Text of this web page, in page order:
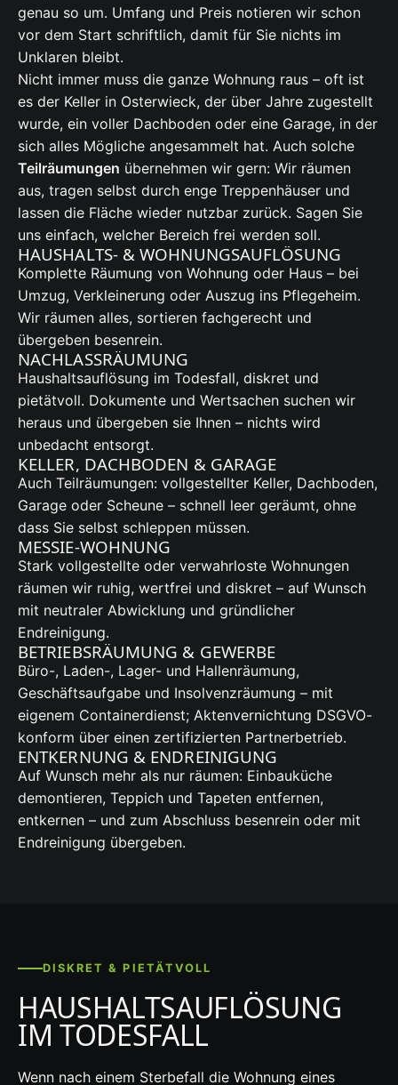
genau so um. Umfang und Preis notieren wir schon
vor dem Start schriftlich, damit für Sie nichts im
Unklaren bleibt.
Nicht immer muss die ganze Wohnung raus – oft ist
es der Keller in Osterwieck, der über Jahre zugestellt
wurde, ein voller Dachboden oder eine Garage, in der
sich alles Mögliche angesammelt hat. Auch solche
Teilräumungen übernehmen wir gern: Wir räumen
aus, tragen selbst durch enge Treppenhäuser und
lassen die Fläche wieder nutzbar zurück. Sagen Sie
uns einfach, welcher Bereich frei werden soll.
HAUSHALTS- & WOHNUNGSAUFLÖSUNG
Komplette Räumung von Wohnung oder Haus – bei
Umzug, Verkleinerung oder Auszug ins Pflegeheim.
Wir räumen alles, sortieren fachgerecht und
übergeben besenrein.
NACHLASSRÄUMUNG
Haushaltsauflösung im Todesfall, diskret und
pietätvoll. Dokumente und Wertsachen suchen wir
heraus und übergeben sie Ihnen – nichts wird
unbedacht entsorgt.
KELLER, DACHBODEN & GARAGE
Auch Teilräumungen: vollgestellter Keller, Dachboden,
Garage oder Scheune – schnell leer geräumt, ohne
dass Sie selbst schleppen müssen.
MESSIE-WOHNUNG
Stark vollgestellte oder verwahrloste Wohnungen
räumen wir ruhig, wertfrei und diskret – auf Wunsch
mit neutraler Abwicklung und gründlicher
Endreinigung.
BETRIEBSRÄUMUNG & GEWERBE
Büro-, Laden-, Lager- und Hallenräumung,
Geschäftsaufgabe und Insolvenzräumung – mit
eigenem Containerdienst; Aktenvernichtung DSGVO-
konform über einen zertifizierten Partnerbetrieb.
ENTKERNUNG & ENDREINIGUNG
Auf Wunsch mehr als nur räumen: Einbauküche
demontieren, Teppich und Tapeten entfernen,
entkernen – und zum Abschluss besenrein oder mit
Endreinigung übergeben.
DISKRET & PIETÄTVOLL
HAUSHALTSAUFLÖSUNG
IM TODESFALL
Wenn nach einem Sterbefall die Wohnung eines